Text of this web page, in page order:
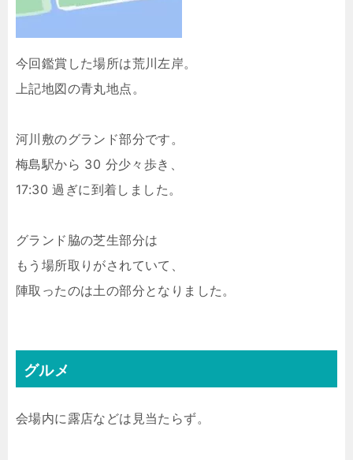
今回鑑賞した場所は荒川左岸。
上記地図の青丸地点。
河川敷のグランド部分です。
梅島駅から 30 分少々歩き、
17:30 過ぎに到着しました。
グランド脇の芝生部分は
もう場所取りがされていて、
陣取ったのは土の部分となりました。
グルメ
会場内に露店などは見当たらず。